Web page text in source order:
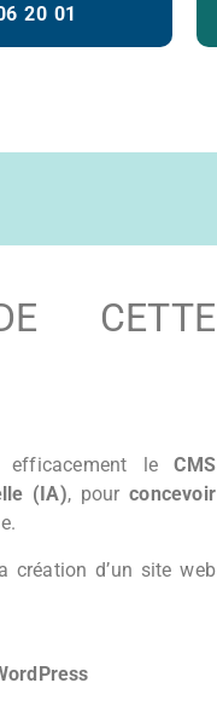
20 01
CETTE
efficacement leCMS
(IA), pourconcevoir
création d’un site web